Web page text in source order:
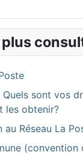
sont vos
les obtenir?
au Réseau La
(convention